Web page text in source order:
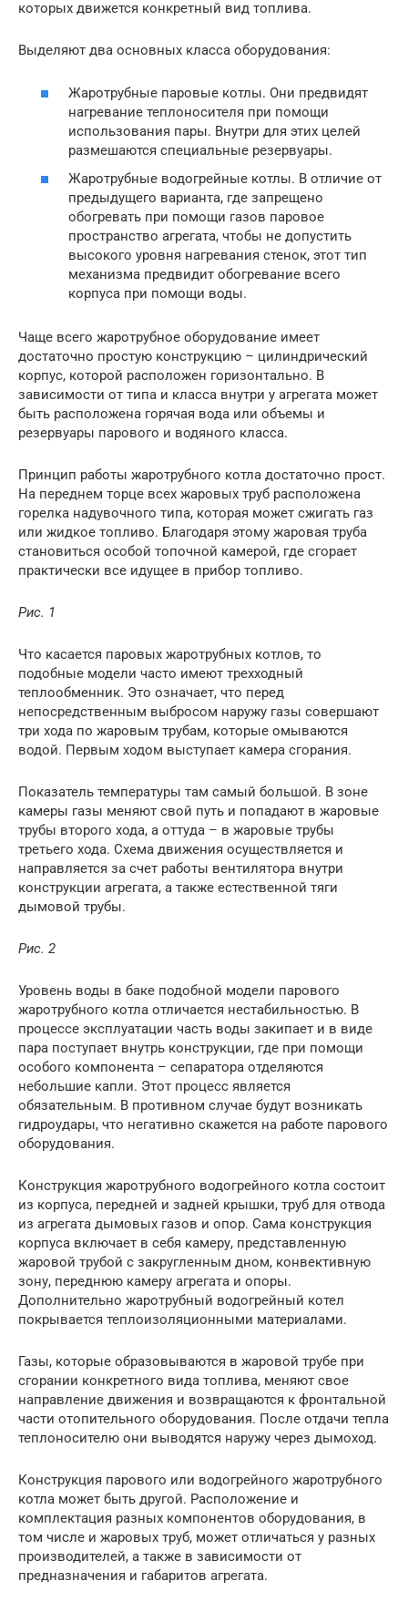
которых движется конкретный вид топлива.
Выделяют два основных класса оборудования:
Жаротрубные паровые котлы. Они предвидят
нагревание теплоносителя при помощи
использования пары. Внутри для этих целей
размешаются специальные резервуары.
Жаротрубные водогрейные котлы. В отличие от
предыдущего варианта, где запрещено
обогревать при помощи газов паровое
пространство агрегата, чтобы не допустить
высокого уровня нагревания стенок, этот тип
механизма предвидит обогревание всего
корпуса при помощи воды.
Чаще всего жаротрубное оборудование имеет
достаточно простую конструкцию – цилиндрический
корпус, которой расположен горизонтально. В
зависимости от типа и класса внутри у агрегата может
быть расположена горячая вода или объемы и
резервуары парового и водяного класса.
Принцип работы жаротрубного котла достаточно прост.
На переднем торце всех жаровых труб расположена
горелка надувочного типа, которая может сжигать газ
или жидкое топливо. Благодаря этому жаровая труба
становиться особой топочной камерой, где сгорает
практически все идущее в прибор топливо.
Рис. 1
Что касается паровых жаротрубных котлов, то
подобные модели часто имеют трехходный
теплообменник. Это означает, что перед
непосредственным выбросом наружу газы совершают
три хода по жаровым трубам, которые омываются
водой. Первым ходом выступает камера сгорания.
Показатель температуры там самый большой. В зоне
камеры газы меняют свой путь и попадают в жаровые
трубы второго хода, а оттуда – в жаровые трубы
третьего хода. Схема движения осуществляется и
направляется за счет работы вентилятора внутри
конструкции агрегата, а также естественной тяги
дымовой трубы.
Рис. 2
Уровень воды в баке подобной модели парового
жаротрубного котла отличается нестабильностью. В
процессе эксплуатации часть воды закипает и в виде
пара поступает внутрь конструкции, где при помощи
особого компонента – сепаратора отделяются
небольшие капли. Этот процесс является
обязательным. В противном случае будут возникать
гидроудары, что негативно скажется на работе парового
оборудования.
Конструкция жаротрубного водогрейного котла состоит
из корпуса, передней и задней крышки, труб для отвода
из агрегата дымовых газов и опор. Сама конструкция
корпуса включает в себя камеру, представленную
жаровой трубой с закругленным дном, конвективную
зону, переднюю камеру агрегата и опоры.
Дополнительно жаротрубный водогрейный котел
покрывается теплоизоляционными материалами.
Газы, которые образовываются в жаровой трубе при
сгорании конкретного вида топлива, меняют свое
направление движения и возвращаются к фронтальной
части отопительного оборудования. После отдачи тепла
теплоносителю они выводятся наружу через дымоход.
Конструкция парового или водогрейного жаротрубного
котла может быть другой. Расположение и
комплектация разных компонентов оборудования, в
том числе и жаровых труб, может отличаться у разных
производителей, а также в зависимости от
предназначения и габаритов агрегата.